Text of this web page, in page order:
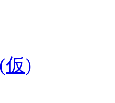
仮)